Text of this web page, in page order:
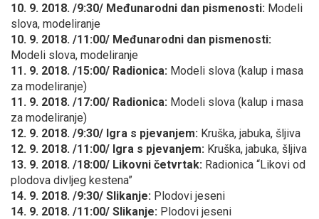
10. 9. 2018. /9:30/ Međunarodni dan pismenosti: Modeli
slova, modeliranje
10. 9. 2018. /11:00/ Međunarodni dan pismenosti:
Modeli slova, modeliranje
11. 9. 2018. /15:00/ Radionica: Modeli slova (kalup i masa
za modeliranje)
11. 9. 2018. /17:00/ Radionica: Modeli slova (kalup i masa
za modeliranje)
12. 9. 2018. /9:30/ Igra s pjevanjem: Kruška, jabuka, šljiva
12. 9. 2018. /11:00/ Igra s pjevanjem: Kruška, jabuka, šljiva
13. 9. 2018. /18:00/ Likovni četvrtak: Radionica “Likovi od
plodova divljeg kestena”
14. 9. 2018. /9:30/ Slikanje: Plodovi jeseni
14. 9. 2018. /11:00/ Slikanje: Plodovi jeseni